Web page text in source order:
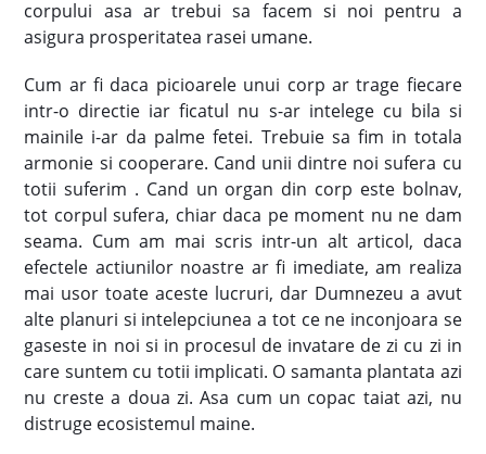
corpului asa ar trebui sa facem si noi pentru a
asigura prosperitatea rasei umane.
Cum ar fi daca picioarele unui corp ar trage fiecare
intr-o directie iar ficatul nu s-ar intelege cu bila si
mainile i-ar da palme fetei. Trebuie sa fim in totala
armonie si cooperare. Cand unii dintre noi sufera cu
totii suferim . Cand un organ din corp este bolnav,
tot corpul sufera, chiar daca pe moment nu ne dam
seama. Cum am mai scris intr-un alt articol, daca
efectele actiunilor noastre ar fi imediate, am realiza
mai usor toate aceste lucruri, dar Dumnezeu a avut
alte planuri si intelepciunea a tot ce ne inconjoara se
gaseste in noi si in procesul de invatare de zi cu zi in
care suntem cu totii implicati. O samanta plantata azi
nu creste a doua zi. Asa cum un copac taiat azi, nu
distruge ecosistemul maine.